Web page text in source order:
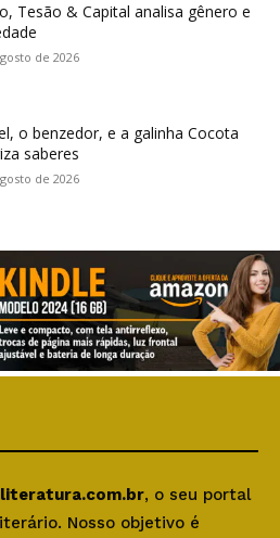
Tesão & Capital analisa gênero e
de 2026
o benzedor, e a galinha Cocota
saberes
de 2026
, o seu portal
Nosso objetivo é